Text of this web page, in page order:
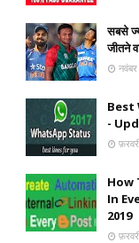
सबसे
जीतने
Best
-
How
In
2019